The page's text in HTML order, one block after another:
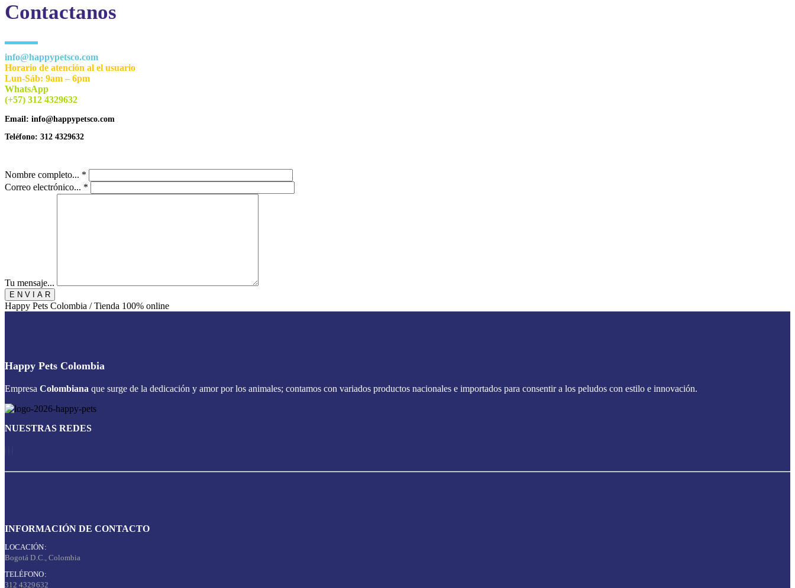
Contactanos
info@happypetsco.com
Horario de atención al el usuario
Lun-Sáb: 9am – 6pm
WhatsApp
(+57) 312 4329632
Email: info@happypetsco.com
Teléfono: 312 4329632
Nombre completo... *
Correo electrónico... *
Tu mensaje...
Happy Pets Colombia / Tienda 100% online
Happy Pets Colombia
Empresa Colombiana que surge de la dedicación y amor por los animales; contamos con variados productos nacionales e importados para consentir a los peludos con estilo e innovación.
NUESTRAS REDES
INFORMACIÓN DE CONTACTO
LOCACIÓN:
Bogotá D.C., Colombia
TELÉFONO:
312 4329632